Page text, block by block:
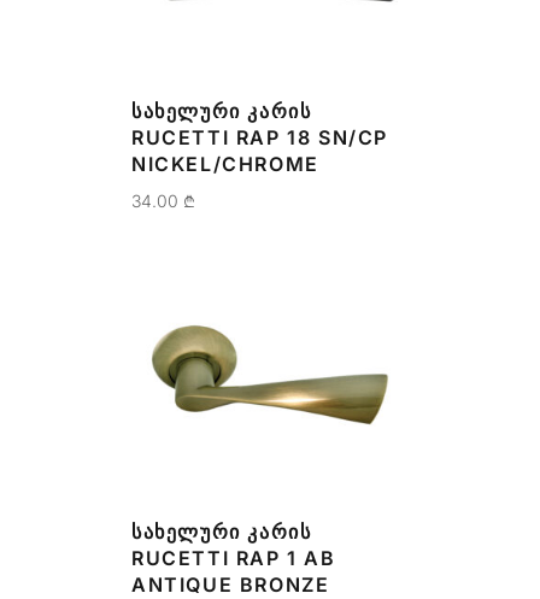
ᲡᲐᲮᲔᲚᲣᲠᲘ ᲙᲐᲠᲘᲡ
RUCETTI RAP 18 SN/CP
NICKEL/CHROME
34.00 ₾
ᲡᲐᲮᲔᲚᲣᲠᲘ ᲙᲐᲠᲘᲡ
RUCETTI RAP 1 AB
ANTIQUE BRONZE